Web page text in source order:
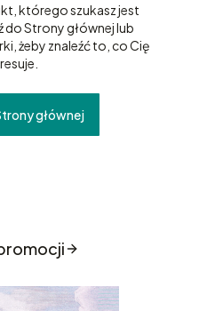
którego szukasz jest
Strony głównej lub
żeby znaleźć to, co Cię
głównej